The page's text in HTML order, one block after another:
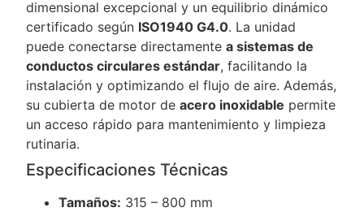
dimensional excepcional y un equilibrio dinámico
certificado según ISO1940 G4.0. La unidad
puede conectarse directamentea sistemas de
conductos circulares estándar, facilitando la
instalación y optimizando el flujo de aire. Además,
su cubierta de motor deacero inoxidable permite
un acceso rápido para mantenimiento y limpieza
rutinaria.
Especificaciones Técnicas
Tamaños: 315 – 800 mm